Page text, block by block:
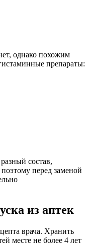
однако похожим
препараты:
состав,
перед заменой
из аптек
врача. Хранить
месте не более 4 лет